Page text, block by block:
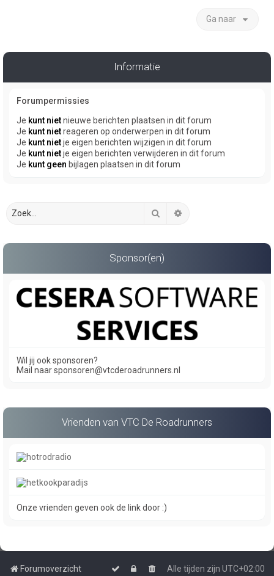
Ga naar
Informatie
Forumpermissies
Je kunt nietnieuwe berichten plaatsen in dit forum
Je kunt nietreageren op onderwerpen in dit forum
Je kunt nietje eigen berichten wijzigen in dit forum
Je kunt nietje eigen berichten verwijderen in dit forum
Je kunt geen bijlagen plaatsen in dit forum
Zoek
Sponsor(en)
Wil jij ook sponsoren?
Mail naar sponsoren@vtcderoadrunners.nl
Vrienden van VTC De Roadrunners
Onze vrienden geven ook de link door :)
Forumoverzicht Alle tijden zijn UTC+02:00